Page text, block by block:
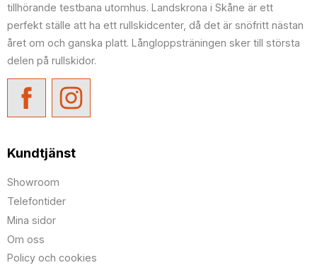
tillhörande testbana utomhus. Landskrona i Skåne är ett
perfekt ställe att ha ett rullskidcenter, då det är snöfritt nästan
året om och ganska platt. Långloppsträningen sker till största
delen på rullskidor.
Kundtjänst
Showroom
Telefontider
Mina sidor
Om oss
Policy och cookies